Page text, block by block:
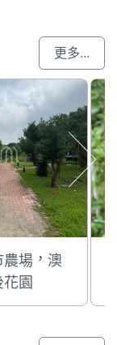
更多...
農場，澳
園